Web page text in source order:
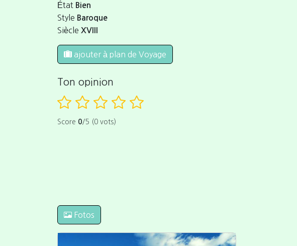
État Bien
Style Baroque
Siècle XVIII
ajouter à plan de Voyage
Ton opinion
Score 0/5 (0 vots)
Fotos